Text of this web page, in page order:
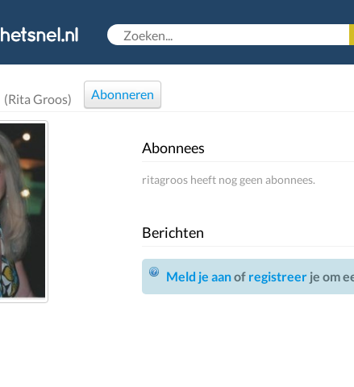
(Rita Groos) Abonneren
Abonnees
ritagroos heeft nog geen abonnees.
Berichten
Meld je aanof registreerje om